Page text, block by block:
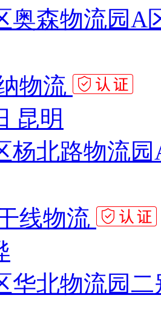
奥森物流园A
物流
昆明
杨北路物流
线物流
华北物流园